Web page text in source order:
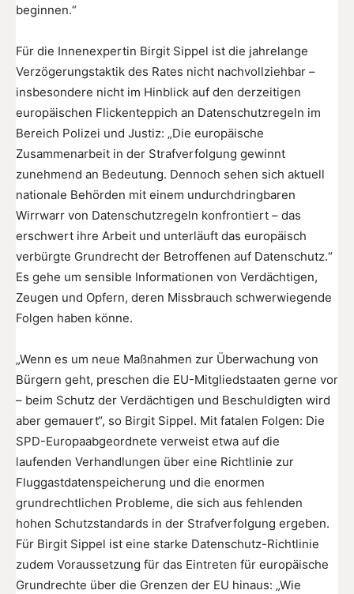
beginnen.“
Für die Innenexpertin Birgit Sippel ist die jahrelange
Verzögerungstaktik des Rates nicht nachvollziehbar –
insbesondere nicht im Hinblick auf den derzeitigen
europäischen Flickenteppich an Datenschutzregeln im
Bereich Polizei und Justiz: „Die europäische
Zusammenarbeit in der Strafverfolgung gewinnt
zunehmend an Bedeutung. Dennoch sehen sich aktuell
nationale Behörden mit einem undurchdringbaren
Wirrwarr von Datenschutzregeln konfrontiert – das
erschwert ihre Arbeit und unterläuft das europäisch
verbürgte Grundrecht der Betroffenen auf Datenschutz.“
Es gehe um sensible Informationen von Verdächtigen,
Zeugen und Opfern, deren Missbrauch schwerwiegende
Folgen haben könne.
„Wenn es um neue Maßnahmen zur Überwachung von
Bürgern geht, preschen die EU-Mitgliedstaaten gerne vor
– beim Schutz der Verdächtigen und Beschuldigten wird
aber gemauert“, so Birgit Sippel. Mit fatalen Folgen: Die
SPD-Europaabgeordnete verweist etwa auf die
laufenden Verhandlungen über eine Richtlinie zur
Fluggastdatenspeicherung und die enormen
grundrechtlichen Probleme, die sich aus fehlenden
hohen Schutzstandards in der Strafverfolgung ergeben.
Für Birgit Sippel ist eine starke Datenschutz-Richtlinie
zudem Voraussetzung für das Eintreten für europäische
Grundrechte über die Grenzen der EU hinaus: „Wie